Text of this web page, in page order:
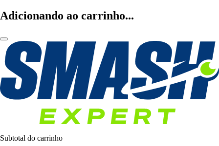
Adicionando ao carrinho...
Subtotal do carrinho